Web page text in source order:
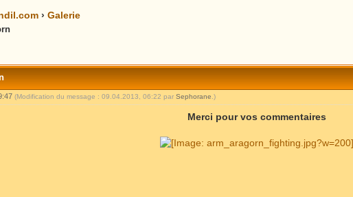
›Galerie
(Modification du message : 09.04.2013, 06:22 parSephorane .)
Merci pour vos commentaires